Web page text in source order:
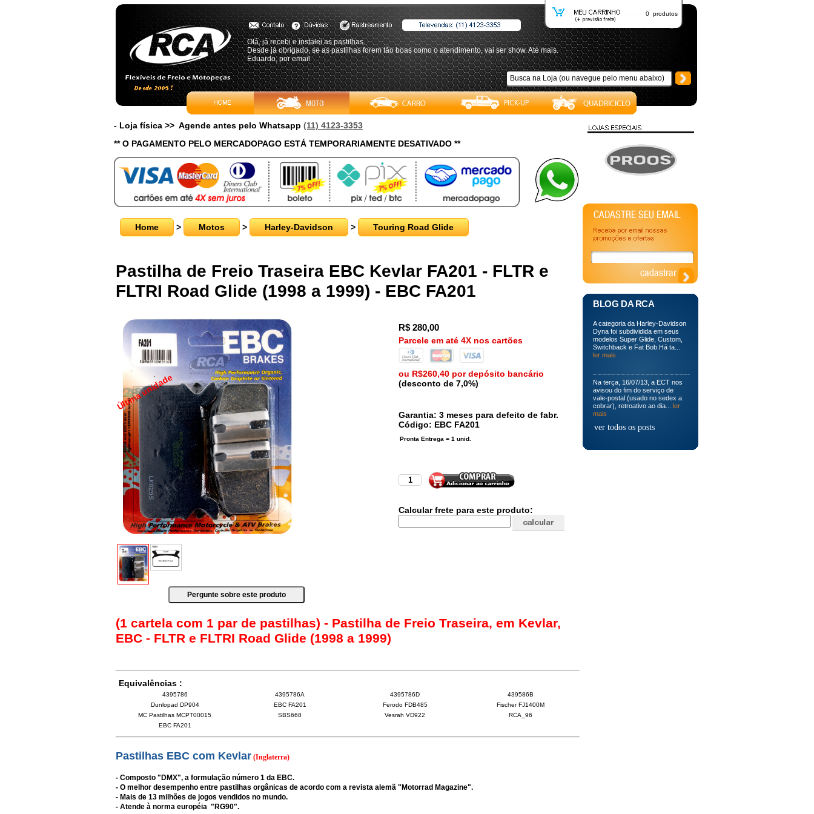
0 produtos
Olá, já recebi e instalei as pastilhas.
Desde já obrigado, se as pastilhas forem tão boas como o atendimento, vai ser show. Até mais.
Eduardo, por email
- Loja física >> Agende antes pelo Whatsapp (11) 4123-3353
** O PAGAMENTO PELO MERCADOPAGO ESTÁ TEMPORARIAMENTE DESATIVADO **
Home > Motos > Harley-Davidson > Touring Road Glide
Pastilha de Freio Traseira EBC Kevlar FA201 - FLTR e
FLTRI Road Glide (1998 a 1999) - EBC FA201
R$280,00
Parcele em até 4X nos cartões
ou R$260,40 por depósito bancário
(desconto de 7,0%)
Garantia: 3 meses para defeito de fabr.
Código: EBC FA201
Última unidade
Calcular frete para este produto:
(1 cartela com 1 par de pastilhas) - Pastilha de Freio Traseira, em Kevlar,
EBC - FLTR e FLTRI Road Glide (1998 a 1999)
Equivalências :
4395786 4395786A 4395786D
439586B
Dunlopad DP904
EBC FA201 Ferodo FDB485
Fischer FJ1400M
MC Pastilhas MCPT00015
SBS668 Vesrah VD922
RCA_96
EBC FA201
Pastilhas EBC com Kevlar (Inglaterra)
- Composto "DMX", a formulação número 1 da EBC.
- O melhor desempenho entre pastilhas orgânicas de acordo com a revista alemã "Motorrad Magazine".
- Mais de 13 milhões de jogos vendidos no mundo.
- Atende à norma européia "RG90".
BLOG DA RCA
A categoria da Harley-Davidson
Dyna foi subdividida em seus
modelos Super Glide, Custom,
Switchback e Fat Bob.Há ta...
ler mais
Na terça, 16/07/13, a ECT nos
avisou do fim do serviço de
vale-postal (usado no sedex a
cobrar), retroativo ao dia... ler
mais
ver todos os posts